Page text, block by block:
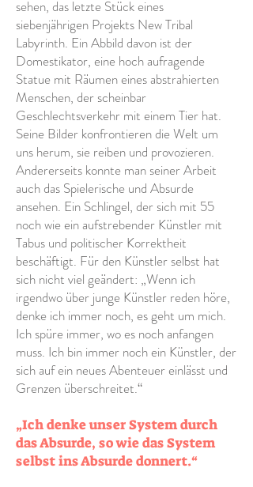
sehen, das letzte Stück eines
siebenjährigen Projekts New Tribal
Labyrinth. Ein Abbild davon ist der
Domestikator, eine hoch aufragende
Statue mit Räumen eines abstrahierten
Menschen, der scheinbar
Geschlechtsverkehr mit einem Tier hat.
Seine Bilder konfrontieren die Welt um
uns herum, sie reiben und provozieren.
Andererseits konnte man seiner Arbeit
auch das Spielerische und Absurde
ansehen. Ein Schlingel, der sich mit 55
noch wie ein aufstrebender Künstler mit
Tabus und politischer Korrektheit
beschäftigt. Für den Künstler selbst hat
sich nicht viel geändert: „Wenn ich
irgendwo über junge Künstler reden höre,
denke ich immer noch, es geht um mich.
Ich spüre immer, wo es noch anfangen
muss. Ich bin immer noch ein Künstler, der
sich auf ein neues Abenteuer einlässt und
Grenzen überschreitet.“
„Ich denke unser System durch
das Absurde, so wie das System
selbst ins Absurde donnert.“